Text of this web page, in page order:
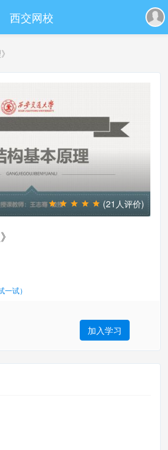
西交网校
(21人评价)
一试）
加入学习